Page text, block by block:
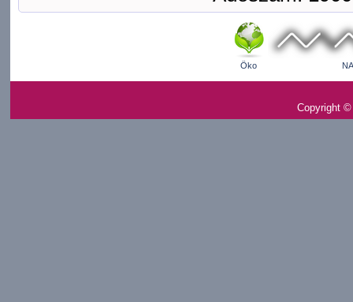
Öko
Copyright